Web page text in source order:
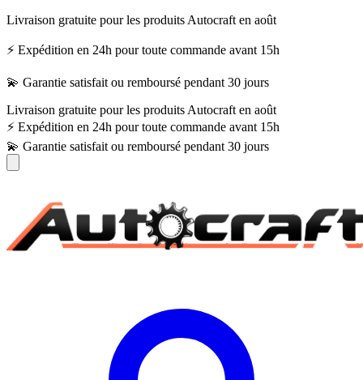
Livraison gratuite pour les produits Autocraft en août
⚡ Expédition en 24h pour toute commande avant 15h
💫 Garantie satisfait ou remboursé pendant 30 jours
Livraison gratuite pour les produits Autocraft en août
⚡ Expédition en 24h pour toute commande avant 15h
💫 Garantie satisfait ou remboursé pendant 30 jours